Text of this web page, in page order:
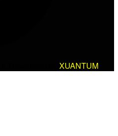
XUANTUM